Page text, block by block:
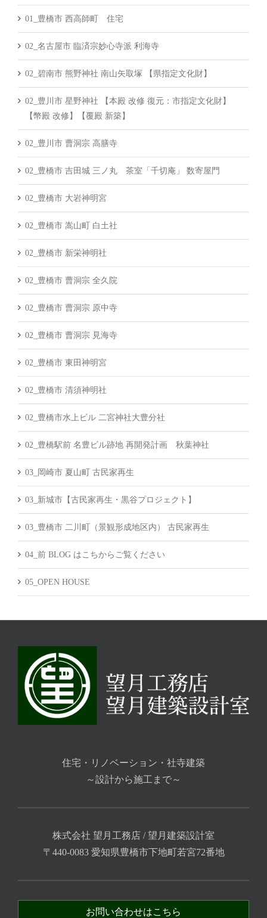
01_豊橋市 西高師町 住宅
02_名古屋市 臨済宗妙心寺派 利海寺
02_碧南市 熊野神社 南山矢取塚 【県指定文化財】
02_豊川市 星野神社 【本殿 改修 復元：市指定文化財】
【幣殿 改修】【覆殿 新築】
02_豊川市 曹洞宗 高膳寺
02_豊橋市 吉田城 三ノ丸 茶室「千切庵」 数寄屋門
02_豊橋市 大岩神明宮
02_豊橋市 嵩山町 白土社
02_豊橋市 新栄神明社
02_豊橋市 曹洞宗 全久院
02_豊橋市 曹洞宗 原中寺
02_豊橋市 曹洞宗 見海寺
02_豊橋市 東田神明宮
02_豊橋市 清須神明社
02_豊橋市水上ビル 二宮神社大豊分社
02_豊橋駅前 名豊ビル跡地 再開発計画 秋葉神社
03_岡崎市 夏山町 古民家再生
03_新城市【古民家再生・黒谷プロジェクト】
03_豊橋市 二川町（景観形成地区内） 古民家再生
04_前 BLOG はこちからご覧ください
05_OPEN HOUSE
住宅・リノベーション・社寺建築
～設計から施工まで～
株式会社 望月工務店 / 望月建築設計室
〒440-0083 愛知県豊橋市下地町若宮72番地
お問い合わせはこちら